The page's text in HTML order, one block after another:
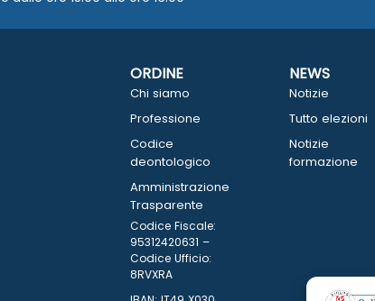
ORDINE
Chi siamo
Professione
Codice
deontologico
Amministrazione
Trasparente
Codice Fiscale:
95312420631 –
Codice Ufficio:
8RVXRA
NEWS
Notizie
Tutto elezioni
Notizie
formazione